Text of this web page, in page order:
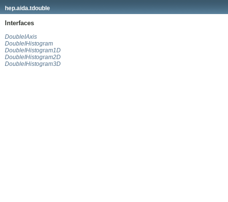
hep.aida.tdouble
Interfaces
DoubleIAxis
DoubleIHistogram
DoubleIHistogram1D
DoubleIHistogram2D
DoubleIHistogram3D